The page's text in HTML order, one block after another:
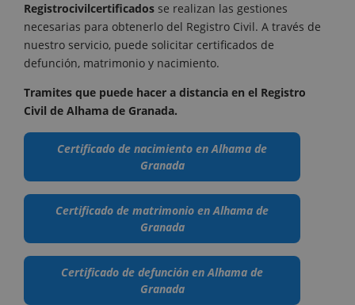
Registrocivilcertificados se realizan las gestiones
necesarias para obtenerlo del Registro Civil. A través de
nuestro servicio, puede solicitar certificados de
defunción, matrimonio y nacimiento.
Tramites que puede hacer a distancia en el Registro
Civil de Alhama de Granada.
Certificado de nacimiento en Alhama de
Granada
Certificado de matrimonio en Alhama de
Granada
Certificado de defunción en Alhama de
Granada